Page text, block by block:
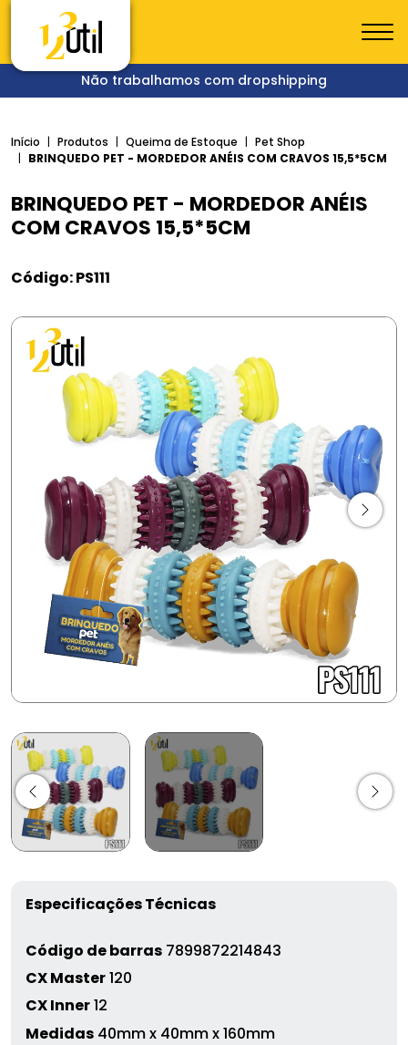
Não trabalhamos com dropshipping
Início Produtos Queima de Estoque
Pet Shop
BRINQUEDO PET - MORDEDOR ANÉIS COM CRAVOS 15,5*5CM
BRINQUEDO PET - MORDEDOR ANÉIS
COM CRAVOS 15,5*5CM
Código: PS111
Especificações Técnicas
Código de barras 7899872214843
CX Master120
CX Inner12
Medidas 40mm x 40mm x 160mm